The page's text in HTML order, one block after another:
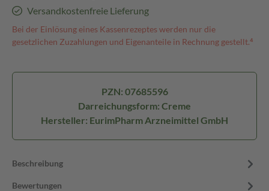
Versandkostenfreie Lieferung
Bei der Einlösung eines Kassenrezeptes werden nur die
gesetzlichen Zuzahlungen und Eigenanteile in Rechnung gestellt.⁴
PZN: 07685596
Darreichungsform: Creme
Hersteller: EurimPharm Arzneimittel GmbH
Beschreibung
Bewertungen